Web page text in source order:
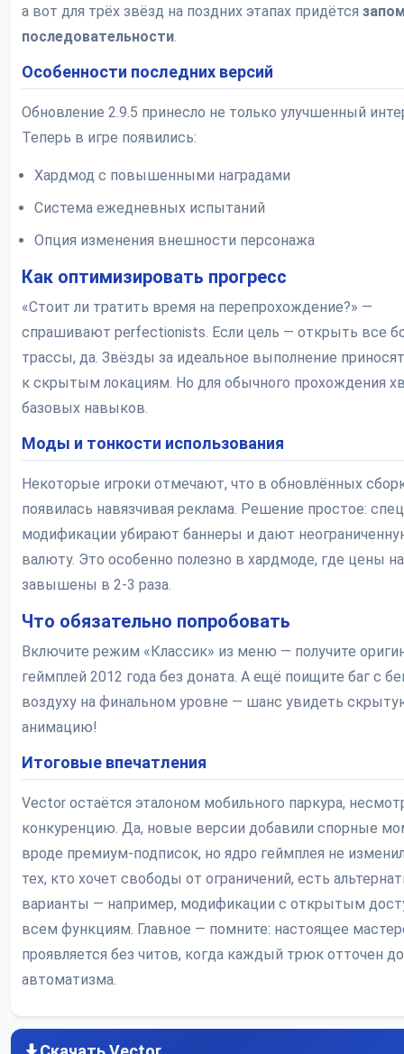
а вот для трёх звёзд на поздних этапах придётся
последовательности.
Особенности последних версий
Обновление 2.9.5 принесло не только улучшенный
Теперь в игре появились:
Хардмод с повышенными наградами
Система ежедневных испытаний
Опция изменения внешности персонажа
Как оптимизировать прогресс
«Стоит ли тратить время на перепрохождение?» —
спрашивают perfectionists. Если цель — открыть все
трассы, да. Звёзды за идеальное выполнение
к скрытым локациям. Но для обычного прохождения
базовых навыков.
Моды и тонкости использования
Некоторые игроки отмечают, что в обновлённых
появилась навязчивая реклама. Решение простое:
модификации убирают баннеры и дают
валюту. Это особенно полезно в хардмоде, где цены
завышены в 2-3 раза.
Что обязательно попробовать
Включите режим «Классик» из меню — получите
геймплей 2012 года без доната. А ещё поищите баг с
воздуху на финальном уровне — шанс увидеть
анимацию!
Итоговые впечатления
Vector остаётся эталоном мобильного паркура,
конкуренцию. Да, новые версии добавили спорные
вроде премиум-подписок, но ядро геймплея не
тех, кто хочет свободы от ограничений, есть
варианты — например, модификации с открытым
всем функциям. Главное — помните: настоящее
проявляется без читов, когда каждый трюк отточен до
автоматизма.